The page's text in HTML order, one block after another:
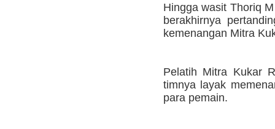
Hingga wasit Thoriq
berakhirnya
kemenangan Mitra
Pelatih Mitra Kukar
timnya layak
para pemain.